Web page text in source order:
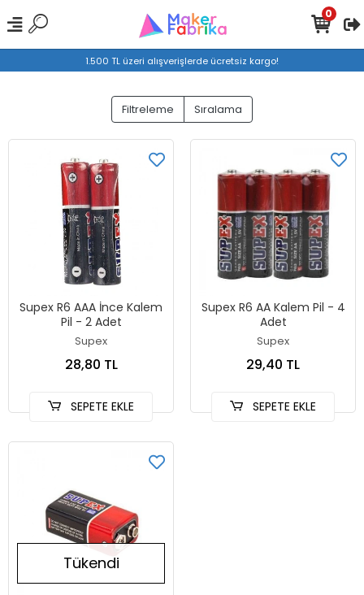
1.500 TL üzeri alışverişlerde ücretsiz kargo!
0
Filtreleme Sıralama
Supex R6 AAA İnce Kalem
Pil - 2 Adet
Supex
28,80 TL
SEPETE EKLE
Supex R6 AA Kalem Pil - 4
Adet
Supex
29,40 TL
SEPETE EKLE
Tükendi